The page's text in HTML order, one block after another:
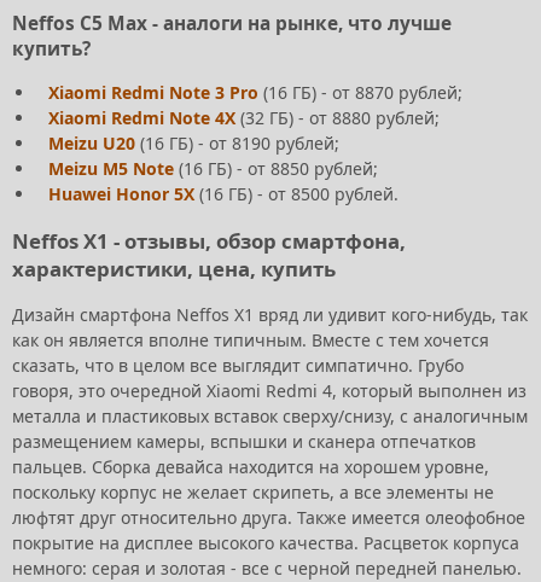
Neffos C5 Max - аналоги на рынке, что лучше
купить?
Xiaomi Redmi Note 3 Pro (16 ГБ) - от 8870 рублей;
Xiaomi Redmi Note 4X (32 ГБ) - от 8880 рублей;
Meizu U20 (16 ГБ) - от 8190 рублей;
Meizu M5 Note (16 ГБ) - от 8850 рублей;
Huawei Honor 5X (16 ГБ) - от 8500 рублей.
Neffos X1 - отзывы, обзор смартфона,
характеристики, цена, купить
Дизайн смартфона Neffos X1 вряд ли удивит кого-нибудь, так
как он является вполне типичным. Вместе с тем хочется
сказать, что в целом все выглядит симпатично. Грубо
говоря, это очередной Xiaomi Redmi 4, который выполнен из
металла и пластиковых вставок сверху/снизу, с аналогичным
размещением камеры, вспышки и сканера отпечатков
пальцев. Сборка девайса находится на хорошем уровне,
поскольку корпус не желает скрипеть, а все элементы не
люфтят друг относительно друга. Также имеется олеофобное
покрытие на дисплее высокого качества. Расцветок корпуса
немного: серая и золотая - все с черной передней панелью.